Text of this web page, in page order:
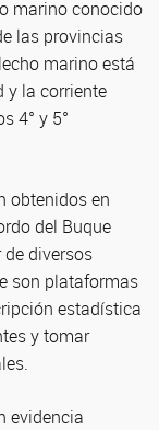
marino conocido
las provincias
marino está
y la corriente
4° y 5°
obtenidos en
del Buque
de diversos
son plataformas
estadística
y tomar
evidencia